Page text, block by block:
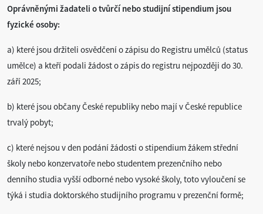
Oprávněnými žadateli o tvůrčí nebo studijní stipendium jsou
fyzické osoby:
a) které jsou držiteli osvědčení o zápisu do Registru umělců (status
umělce) a kteří podali žádost o zápis do registru nejpozději do 30.
září 2025;
b) které jsou občany České republiky nebo mají v České republice
trvalý pobyt;
c) které nejsou v den podání žádosti o stipendium žákem střední
školy nebo konzervatoře nebo studentem prezenčního nebo
denního studia vyšší odborné nebo vysoké školy, toto vyloučení se
týká i studia doktorského studijního programu v prezenční formě;